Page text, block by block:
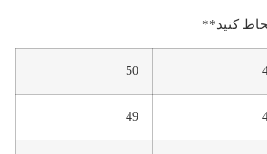
کنید**
50
49